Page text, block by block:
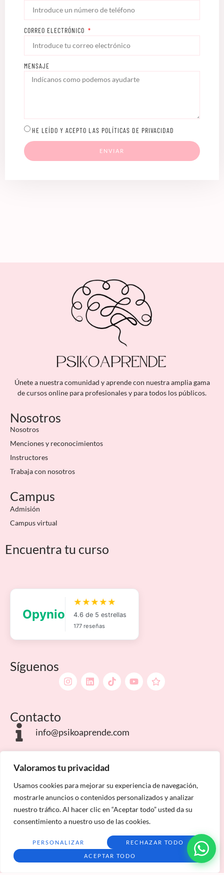
Valoramos tu privacidad
Usamos cookies para mejorar su experiencia de navegación,
mostrarle anuncios o contenidos personalizados y analizar
nuestro tráfico. Al hacer clic en “Aceptar todo” usted da su
consentimiento a nuestro uso de las cookies.
PERSONALIZAR RECHAZAR TODO
ACEPTAR TODO
CORREO ELECTRÓNICO
MENSAJE
HE LEÍDO Y ACEPTO LAS POLÍTICAS DE PRIVACIDAD
ENVIAR
Únete a nuestra comunidad y aprende con nuestra amplia gama
de cursos online para profesionales y para todos los públicos.
Nosotros
Nosotros
Menciones y reconocimientos
Instructores
Trabaja con nosotros
Campus
Admisión
Campus virtual
Encuentra tu curso
Síguenos
Contacto
info@psikoaprende.com
Campus Internacionales
Condiciones de matriculaciónMapa del sitio
Psiko Aprende